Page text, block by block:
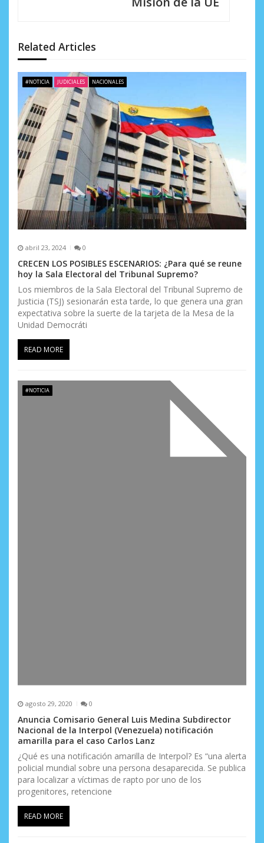
d
e
e
n
t
r
a
d
a
s
Related Articles
#NOTICIA JUDICIALES NACIONALES
abril 23, 2024 0
CRECEN LOS POSIBLES ESCENARIOS: ¿Para qué se reune
hoy la Sala Electoral del Tribunal Supremo?
Los miembros de la Sala Electoral del Tribunal Supremo de
Justicia (TSJ) sesionarán esta tarde, lo que genera una gran
expectativa sobre la suerte de la tarjeta de la Mesa de la
Unidad Democráti
READ MORE
#NOTICIA
agosto 29, 2020 0
Anuncia Comisario General Luis Medina Subdirector
Nacional de la Interpol (Venezuela) notificación
amarilla para el caso Carlos Lanz
¿Qué es una notificación amarilla de Interpol? Es “una alerta
policial mundial sobre una persona desaparecida. Se publica
para localizar a víctimas de rapto por uno de los
progenitores, retencione
READ MORE